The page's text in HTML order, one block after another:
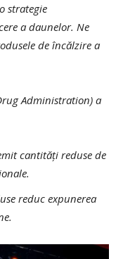
strategie
a daunelor. Ne
de încălzire a
Administration) a
cantități reduse de
reduc expunerea